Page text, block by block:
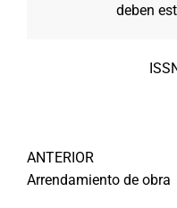
deben
ANTERIOR
Arrendamiento de obra